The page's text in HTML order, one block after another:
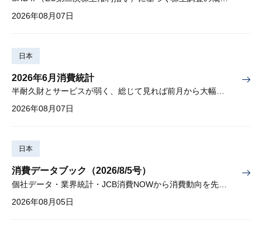
2026年08月07日
日本
2026年6月消費統計
半耐久財とサービスが弱く、総じて見れば前月から大幅に減少
2026年08月07日
日本
消費データブック（2026/8/5号）
2026年08月05日